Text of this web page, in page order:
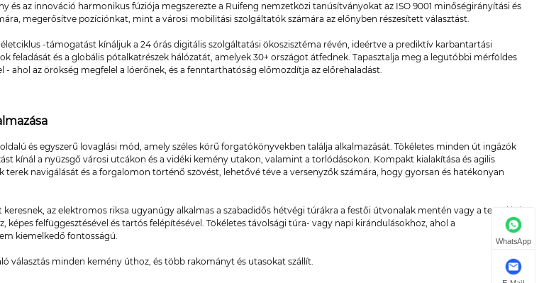
és az innováció harmonikus fúziója megszerezte a Ruifeng nemzetközi tanúsítványokat az ISO 9001 minőségirányítási és
megerősítve pozíciónkat, mint a városi mobilitási szolgáltatók számára az előnyben részesített választást.
-támogatást kínáljuk a 24 órás digitális szolgáltatási ökoszisztéma révén, ideértve a prediktív karbantartási
feladását és a globális pótalkatrészek hálózatát, amelyek 30+ országot átfednek. Tapasztalja meg a legutóbbi mérföldes
- ahol az örökség megfelel a lóerőnek, és a fenntarthatóság előmozdítja az előrehaladást.
és egyszerű lovaglási mód, amely széles körű forgatókönyvekben találja alkalmazását. Tökéletes minden út ingázók
kínál a nyüzsgő városi utcákon és a vidéki kemény utakon, valamint a torlódásokon. Kompakt kialakítása és agilis
terek navigálását és a forgalomon történő szövést, lehetővé téve a versenyzők számára, hogy gyorsan és hatékonyan
keresnek, az elektromos riksa ugyanúgy alkalmas a szabadidős hétvégi túrákra a festői útvonalak mentén vagy a terepjáró
képes felfüggesztésével és tartós felépítésével. Tökéletes távolsági túra- vagy napi kirándulásokhoz, ahol a
kiemelkedő fontosságú.
választás minden kemény úthoz, és több rakományt és utasokat szállít.
WhatsApp